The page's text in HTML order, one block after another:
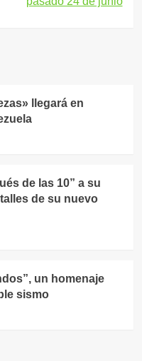
llegará en
de las 10” a su
de su nuevo
un homenaje
sismo